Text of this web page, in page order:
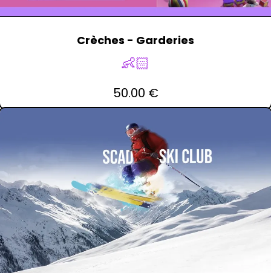
Crèches - Garderies
👶🏻
50.00 €